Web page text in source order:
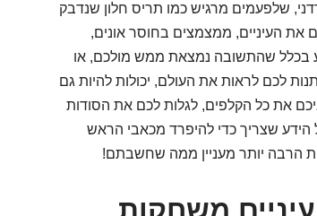
שלפעמים מרגיש כמו תריס חלון שנדבק
העיניים, ממצמצים בחוסר אונים,
בכלל שהתשובה נמצאת ממש מולכם, או
לכם לראות את העולם, יכולות להיות גם
את כל הקלפים, לגלות לכם את הסודות
הידע שצריך כדי להיפרד מכאבי הראש
הרבה יותר מעניין ממה שחשבתם!